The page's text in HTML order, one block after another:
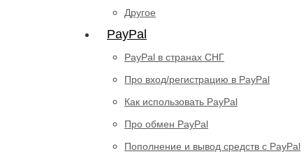
Другое
PayPal
PayPal в странах СНГ
Про вход/регистрацию в PayPal
Как использовать PayPal
Про обмен PayPal
Пополнение и вывод средств с PayPal